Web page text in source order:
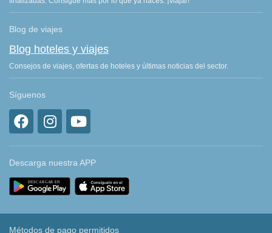
Blog de viajes
Blog hoteles y viajes
Consejos de viajes, ofertas de hoteles y últimas noticias del sector.
Síguenos
Descarga nuestra APP
Métodos de pago permitidos